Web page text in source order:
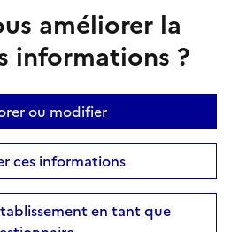
améliorer la
informations ?
ou modifier
ces informations
en tant que